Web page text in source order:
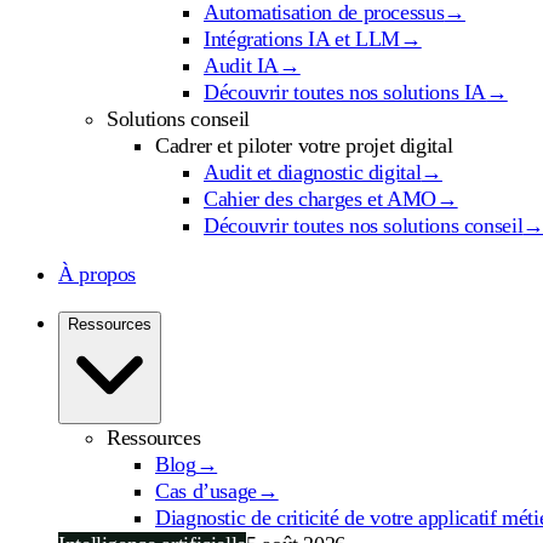
Automatisation de processus→
Intégrations IA et LLM→
Audit IA→
Découvrir toutes nos solutions IA→
Solutions conseil
Cadrer et piloter votre projet digital
Audit et diagnostic digital→
Cahier des charges et AMO→
Découvrir toutes nos solutions conseil→
À propos
Ressources
Ressources
Blog →
Cas d’usage→
Diagnostic de criticité de votre applicatif